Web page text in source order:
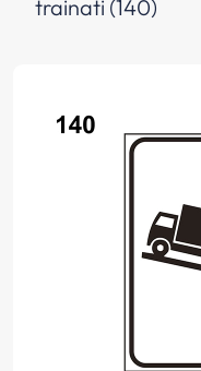
trainati (140)